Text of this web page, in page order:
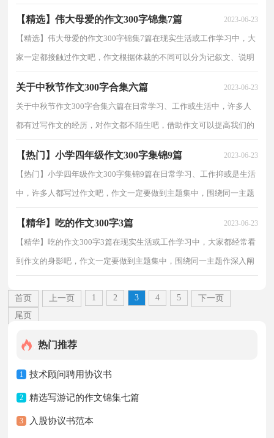
【精选】伟大母爱的作文300字锦集7篇 2023-06-23
【精选】伟大母爱的作文300字锦集7篇在现实生活或工作学习中，大
家一定都接触过作文吧，作文根据体裁的不同可以分为记叙文、说明
关于中秋节作文300字合集六篇 2023-06-23
关于中秋节作文300字合集六篇在日常学习、工作或生活中，许多人
都有过写作文的经历，对作文都不陌生吧，借助作文可以提高我们的
【热门】小学四年级作文300字集锦9篇 2023-06-23
【热门】小学四年级作文300字集锦9篇在日常学习、工作抑或是生活
中，许多人都写过作文吧，作文一定要做到主题集中，围绕同一主题
【精华】吃的作文300字3篇 2023-06-23
【精华】吃的作文300字3篇在现实生活或工作学习中，大家都经常看
到作文的身影吧，作文一定要做到主题集中，围绕同一主题作深入阐
首页
上一页 1 2 3 4 5
下一页
尾页
热门推荐
1 技术顾问聘用协议书
2 精选写游记的作文锦集七篇
3 入股协议书范本